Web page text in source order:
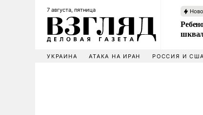
7 августа, пятница
УКРАИНА АТАКА НА ИРАН РОССИЯ И США